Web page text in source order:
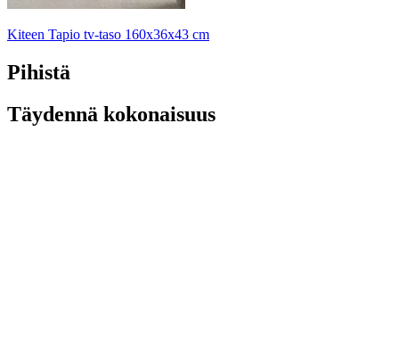
Kiteen Tapio tv-taso 160x36x43 cm
Pihistä
Täydennä kokonaisuus